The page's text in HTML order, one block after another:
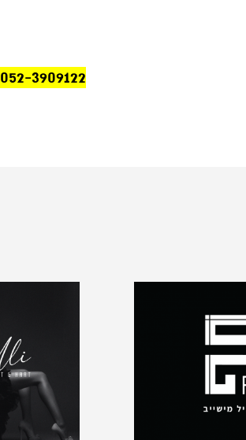
052-3909122